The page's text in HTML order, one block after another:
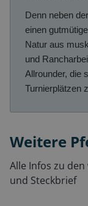
Denn neben
einen
Natur aus
und
Allrounder, die
Turnierplätzen
Weitere
Alle Infos zu
und Steckbrief